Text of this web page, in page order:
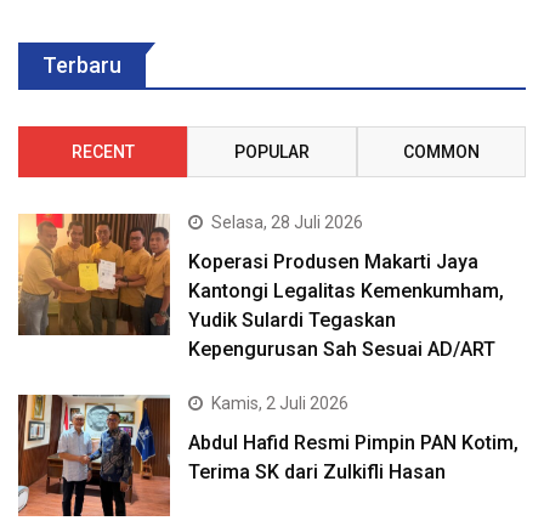
Terbaru
RECENT POPULAR COMMON
Selasa, 28 Juli 2026
Koperasi Produsen Makarti Jaya
Kantongi Legalitas Kemenkumham,
Yudik Sulardi Tegaskan
Kepengurusan Sah Sesuai AD/ART
Kamis, 2 Juli 2026
Abdul Hafid Resmi Pimpin PAN Kotim,
Terima SK dari Zulkifli Hasan